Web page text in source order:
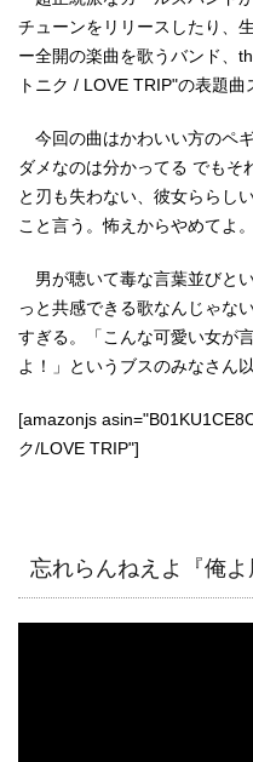
チューンをリリースしたり、
ー全開の楽曲を歌うバンド、
トニク / LOVE TRIP"の表題曲
今回の曲はかわいい方のペ
ダメなのは分かってる でもそ
と刃も失わない、彼女ららし
こと言う。怖えからやめてよ。
男が聴いて毒な言葉並びと
っと共感できる歌なんじゃな
すぎる。「こんな可愛い女が
よ！」というブスのみなさん
[amazonjs
ク/LOVE TRIP"]
忘れらんねえよ『俺よ